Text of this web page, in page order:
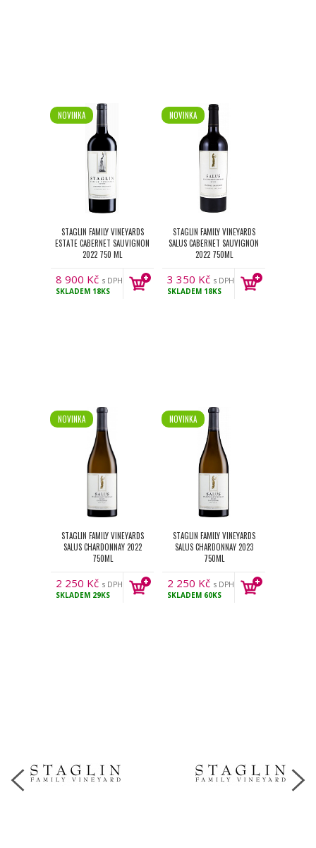
NOVINKA
STAGLIN FAMILY VINEYARDS
ESTATE CABERNET SAUVIGNON
2022 750 ML
8 900 Kč s DPH
SKLADEM 18KS
NOVINKA
STAGLIN FAMILY VINEYARDS
SALUS CABERNET SAUVIGNON
2022 750ML
3 350 Kč s DPH
SKLADEM 18KS
NOVINKA
STAGLIN FAMILY VINEYARDS
SALUS CHARDONNAY 2022
750ML
2 250 Kč s DPH
SKLADEM 29KS
NOVINKA
STAGLIN FAMILY VINEYARDS
SALUS CHARDONNAY 2023
750ML
2 250 Kč s DPH
SKLADEM 60KS